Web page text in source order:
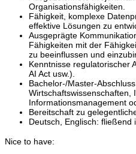
Organisationsfähigkeiten.
Fähigkeit, komplexe
effektive Lösungen zu
Ausgeprägte
Fähigkeiten mit der
zu beeinflussen und
Kenntnisse regulatorischer
AI Act usw.).
Bachelor-/Master-
Wirtschaftswissenschaften,
Informationsmanagement
Bereitschaft zu
Deutsch, Englisch: fließend
Nice to have: